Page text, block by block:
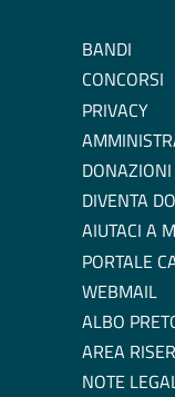
BANDI
CONCORSI
PRIVACY
DIVENTA
AIUTACI A
PORTALE
WEBMAIL
ALBO
AREA
NOTE